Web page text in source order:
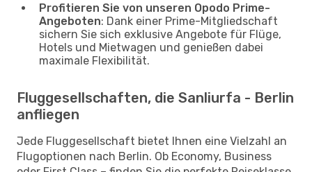
Profitieren Sie von unseren Opodo Prime-
Angeboten: Dank einer Prime-Mitgliedschaft
sichern Sie sich exklusive Angebote für Flüge,
Hotels und Mietwagen und genießen dabei
maximale Flexibilität.
Fluggesellschaften, die Sanliurfa - Berlin
anfliegen
Jede Fluggesellschaft bietet Ihnen eine Vielzahl an
Flugoptionen nach Berlin. Ob Economy, Business